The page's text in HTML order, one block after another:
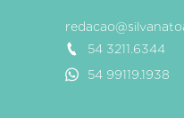
54 3211.6344
54 99119.1938